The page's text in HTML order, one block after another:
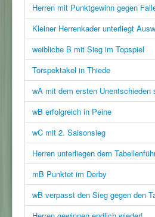
Herren mit Punktgewinn gegen
Kleiner Herrenkader unterliegt
weibliche B mit Sieg im Topspiel
Torspektakel in Thiede
wA mit dem ersten Unentschieden
wB erfolgreich in Peine
wC mit 2. Saisonsieg
Herren unterliegen dem
mB Punktet im Derby
wB verpasst den Sieg gegen den